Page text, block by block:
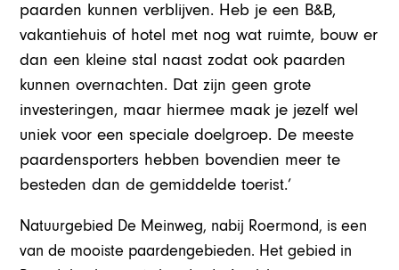
paarden kunnen verblijven. Heb je een B&B,
vakantiehuis of hotel met nog wat ruimte, bouw er
dan een kleine stal naast zodat ook paarden
kunnen overnachten. Dat zijn geen grote
investeringen, maar hiermee maak je jezelf wel
uniek voor een speciale doelgroep. De meeste
paardensporters hebben bovendien meer te
besteden dan de gemiddelde toerist.’
Natuurgebied De Meinweg, nabij Roermond, is een
van de mooiste paardengebieden. Het gebied in